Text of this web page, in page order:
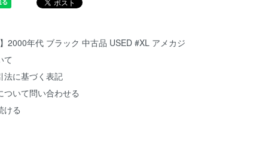
】2000年代 ブラック 中古品 USED #XL アメカジ
て
法に基づく表記
ついて問い合わせる
ける